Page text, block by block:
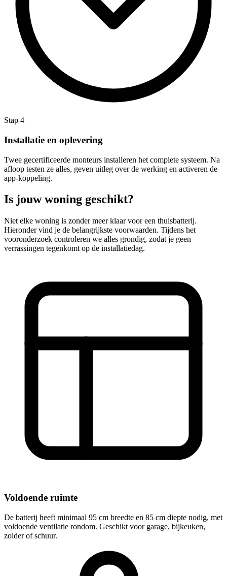
Stap 4
Installatie en oplevering
Twee gecertificeerde monteurs installeren het complete systeem. Na
afloop testen ze alles, geven uitleg over de werking en activeren de
app-koppeling.
Is jouw woning geschikt?
Niet elke woning is zonder meer klaar voor een thuisbatterij.
Hieronder vind je de belangrijkste voorwaarden. Tijdens het
vooronderzoek controleren we alles grondig, zodat je geen
verrassingen tegenkomt op de installatiedag.
Voldoende ruimte
De batterij heeft minimaal 95 cm breedte en 85 cm diepte nodig, met
voldoende ventilatie rondom. Geschikt voor garage, bijkeuken,
zolder of schuur.